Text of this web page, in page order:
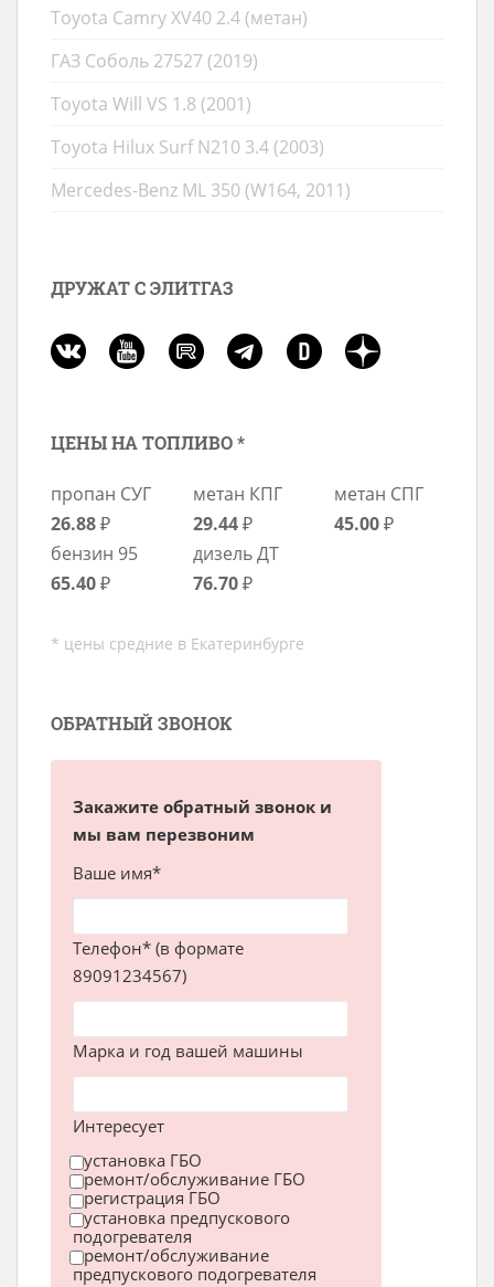
Toyota Camry XV40 2.4 (метан)
ГАЗ Соболь 27527 (2019)
Toyota Will VS 1.8 (2001)
Toyota Hilux Surf N210 3.4 (2003)
Mercedes-Benz ML 350 (W164, 2011)
ДРУЖАТ С ЭЛИТГАЗ
ЦЕНЫ НА ТОПЛИВО *
пропан СУГ
26.88₽
метан КПГ
29.44₽
метан СПГ
45.00₽
бензин 95
65.40₽
дизель ДТ
76.70₽
* цены средние в Екатеринбурге
ОБРАТНЫЙ ЗВОНОК
Закажите обратный звонок и
мы вам перезвоним
Ваше имя*
Телефон* (в формате
89091234567)
Марка и год вашей машины
Интересует
установка ГБО
ремонт/обслуживание ГБО
регистрация ГБО
установка предпускового
подогревателя
ремонт/обслуживание
предпускового подогревателя